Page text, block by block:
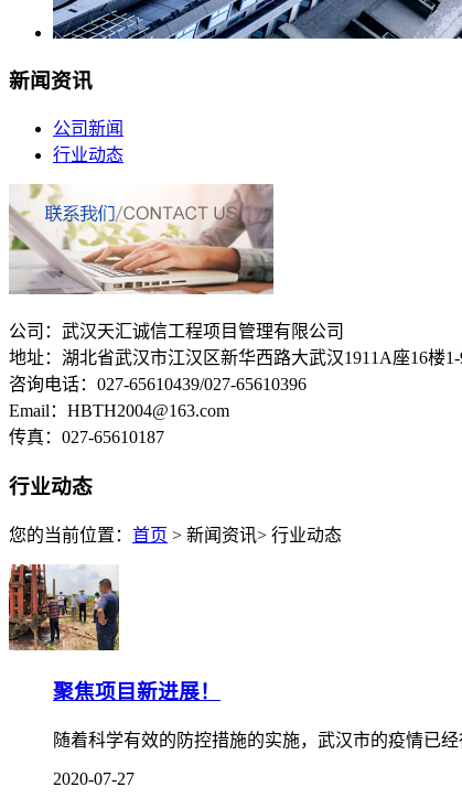
新闻资讯
公司新闻
行业动态
公司：武汉天汇诚信工程项目管理有限公司
地址：湖北省武汉市江汉区新华西路大武汉1911A座16楼1-
咨询电话：027-65610439/027-65610396
Email：HBTH2004@163.com
传真：027-65610187
行业动态
您的当前位置： 首页 > 新闻资讯> 行业动态
聚焦项目新进展！
随着科学有效的防控措施的实施，武汉市的疫情已
2020-07-27